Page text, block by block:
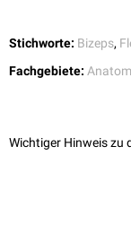
Er fungiert in erster
aufgrund seines
und unterstützt beim
Stichworte: Bizeps,
Fachgebiete:
Wichtiger Hinweis zu